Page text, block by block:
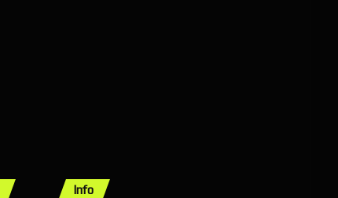
Info